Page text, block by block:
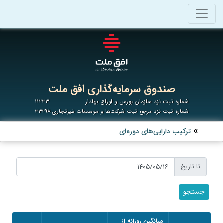
صندوق سرمایه‌گذاری افق ملت
شماره ثبت نزد سازمان بورس و اوراق بهادار
۱۱۲۳۳
شماره ثبت نزد مرجع ثبت شرکت‌ها و موسسات غیرتجاری۳۳۲۹۸
ترکیب دارایی‌های دوره‌ای
تا تاریخ
میانگین روزانه از